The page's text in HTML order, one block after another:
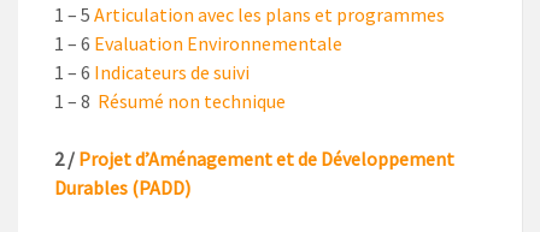
1 – 5 Articulation avec les plans et programmes
1 – 6 Evaluation Environnementale
1 – 6 Indicateurs de suivi
1 – 8 Résumé non technique
2 / Projet d’Aménagement et de Développement
Durables (PADD)